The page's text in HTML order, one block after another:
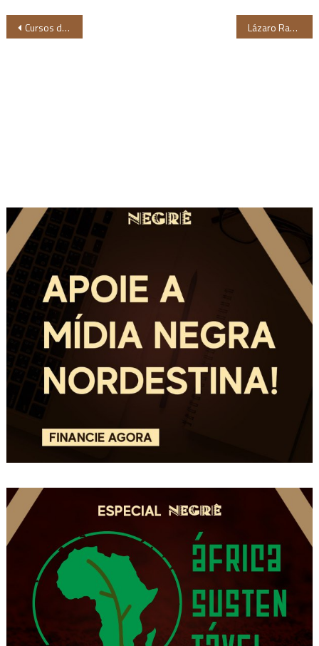
Navegação
Cursos de idiomas online são ofertados para o projeto “Pretos que Voam” Lázaro Ramos e Taís Araújo recriam foto de Beyoncé e Jay-Z nas redes sociais